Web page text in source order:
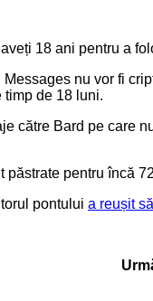
18 ani pentru a
nu vor fi
timp de 18 luni.
către Bard pe care
pentru încă
pontului a reușit